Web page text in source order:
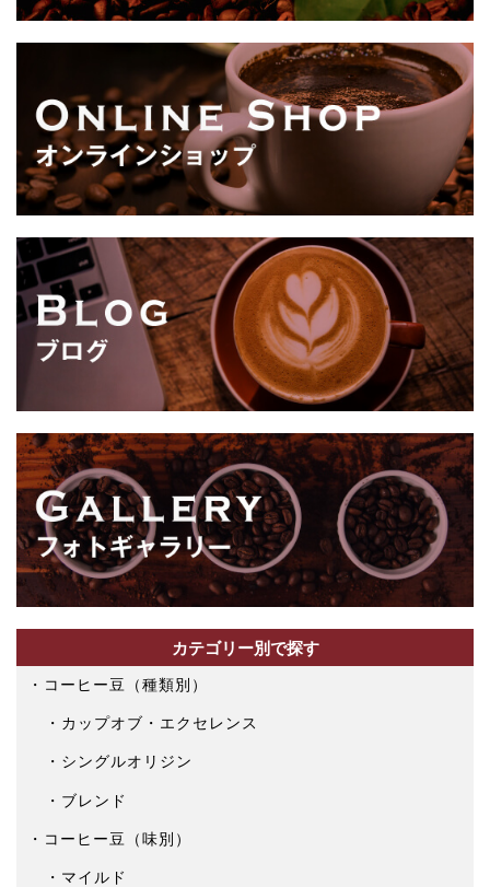
カテゴリー別で探す
コーヒー豆（種類別）
カップオブ・エクセレンス
シングルオリジン
ブレンド
コーヒー豆（味別）
マイルド